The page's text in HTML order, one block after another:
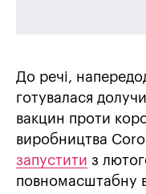
До речі,
готувалася
вакцин проти
виробництва
запустити з
повномасштабну